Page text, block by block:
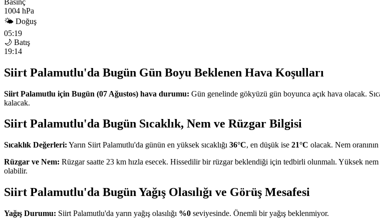
1004 hPa
🌤 Doğuş
05:19
🌙 Batış
19:14
Siirt Palamutlu'da Bugün Gün Boyu Beklenen Hava Koşulları
Siirt Palamutlu için Bugün (07 Ağustos) hava durumu: Gün genelinde gökyüzü gün boyunca açık hava olacak.
kalacak.
Siirt Palamutlu'da Bugün Sıcaklık, Nem ve Rüzgar Bilgisi
Sıcaklık Değerleri: Yarın Siirt Palamutlu'da günün en yüksek sıcaklığı 36°C, en düşük ise 21°C olacak. Nem
Rüzgar ve Nem: Rüzgar saatte 23 km hızla esecek. Hissedilir bir rüzgar beklendiği için tedbirli olunmalı. Yüksek
olabilir.
Siirt Palamutlu'da Bugün Yağış Olasılığı ve Görüş Mesafesi
Yağış Durumu: Siirt Palamutlu'da yarın yağış olasılığı %0 seviyesinde. Önemli bir yağış beklenmiyor.